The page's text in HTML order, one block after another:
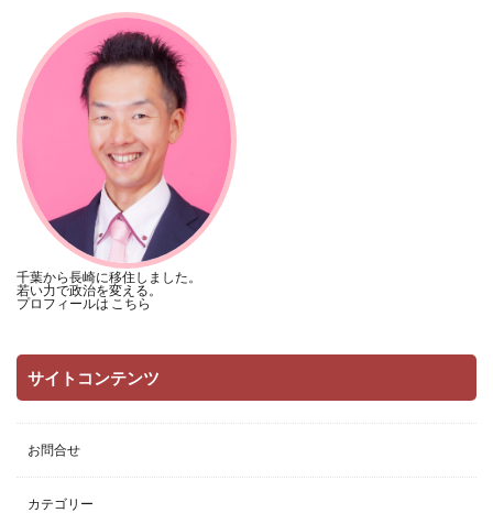
千葉から長崎に移住しました。
若い力で政治を変える。
プロフィールは こちら
サイトコンテンツ
お問合せ
カテゴリー